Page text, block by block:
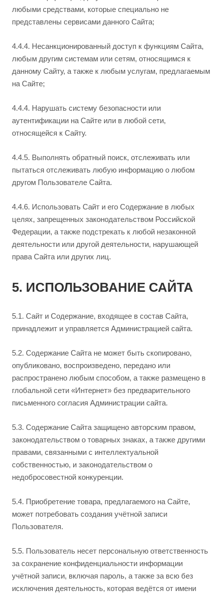
любыми средствами, которые специально не
представлены сервисами данного Сайта;
4.4.4. Несанкционированный доступ к функциям Сайта,
любым другим системам или сетям, относящимся к
данному Сайту, а также к любым услугам, предлагаемым
на Сайте;
4.4.4. Нарушать систему безопасности или
аутентификации на Сайте или в любой сети,
относящейся к Сайту.
4.4.5. Выполнять обратный поиск, отслеживать или
пытаться отслеживать любую информацию о любом
другом Пользователе Сайта.
4.4.6. Использовать Сайт и его Содержание в любых
целях, запрещенных законодательством Российской
Федерации, а также подстрекать к любой незаконной
деятельности или другой деятельности, нарушающей
права Сайта или других лиц.
5. ИСПОЛЬЗОВАНИЕ САЙТА
5.1. Сайт и Содержание, входящее в состав Сайта,
принадлежит и управляется Администрацией сайта.
5.2. Содержание Сайта не может быть скопировано,
опубликовано, воспроизведено, передано или
распространено любым способом, а также размещено в
глобальной сети «Интернет» без предварительного
письменного согласия Администрации сайта.
5.3. Содержание Сайта защищено авторским правом,
законодательством о товарных знаках, а также другими
правами, связанными с интеллектуальной
собственностью, и законодательством о
недобросовестной конкуренции.
5.4. Приобретение товара, предлагаемого на Сайте,
может потребовать создания учётной записи
Пользователя.
5.5. Пользователь несет персональную ответственность
за сохранение конфиденциальности информации
учётной записи, включая пароль, а также за всю без
исключения деятельность, которая ведётся от имени